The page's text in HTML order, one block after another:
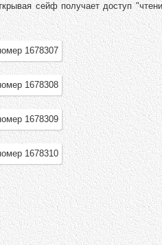
сейф получает доступ